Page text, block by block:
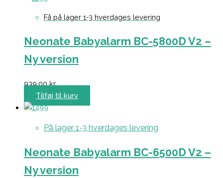
Få på lager 1-3 hverdages levering
Neonate Babyalarm BC-5800D V2 –
Ny version
939,00kr.
Tilføj til kurv
På lager 1-3 hverdages levering
Neonate Babyalarm BC-6500D V2 –
Ny version